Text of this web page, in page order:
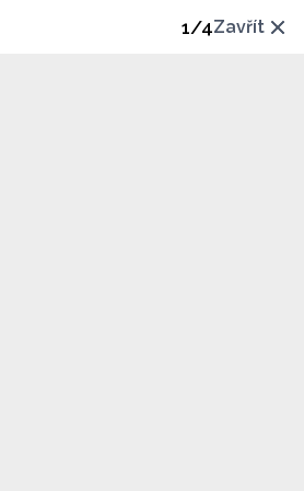
1/4Zavřít